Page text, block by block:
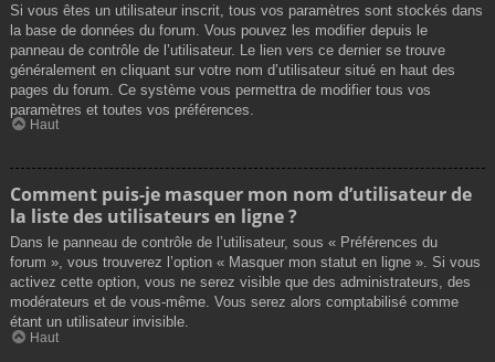
Si vous êtes un utilisateur inscrit, tous vos paramètres sont stockés dans
la base de données du forum. Vous pouvez les modifier depuis le
panneau de contrôle de l’utilisateur. Le lien vers ce dernier se trouve
généralement en cliquant sur votre nom d’utilisateur situé en haut des
pages du forum. Ce système vous permettra de modifier tous vos
paramètres et toutes vos préférences.
Haut
Comment puis-je masquer mon nom d’utilisateur de
la liste des utilisateurs en ligne ?
Dans le panneau de contrôle de l’utilisateur, sous « Préférences du
forum », vous trouverez l’option « Masquer mon statut en ligne ». Si vous
activez cette option, vous ne serez visible que des administrateurs, des
modérateurs et de vous-même. Vous serez alors comptabilisé comme
étant un utilisateur invisible.
Haut